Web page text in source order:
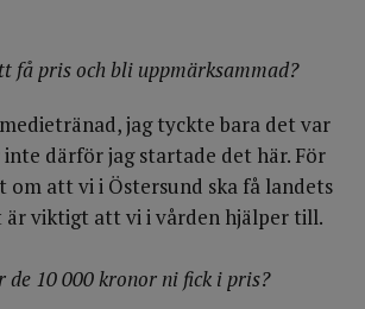
få pris och bli uppmärksammad?
jag tyckte bara det var
därför jag startade det här. För
om att vi i Östersund ska få landets
är viktigt att vi i vården hjälper till.
de 10 000 kronor ni fick i pris?